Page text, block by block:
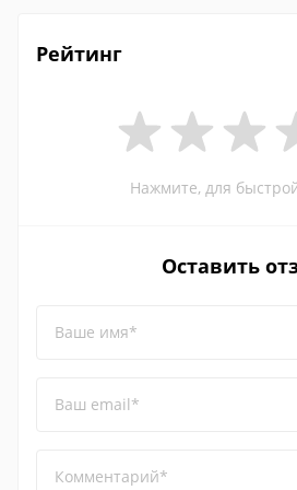
Рейтинг
Нажмите, для
Оставить
Ваше имя*
Ваш email*
Комментарий*